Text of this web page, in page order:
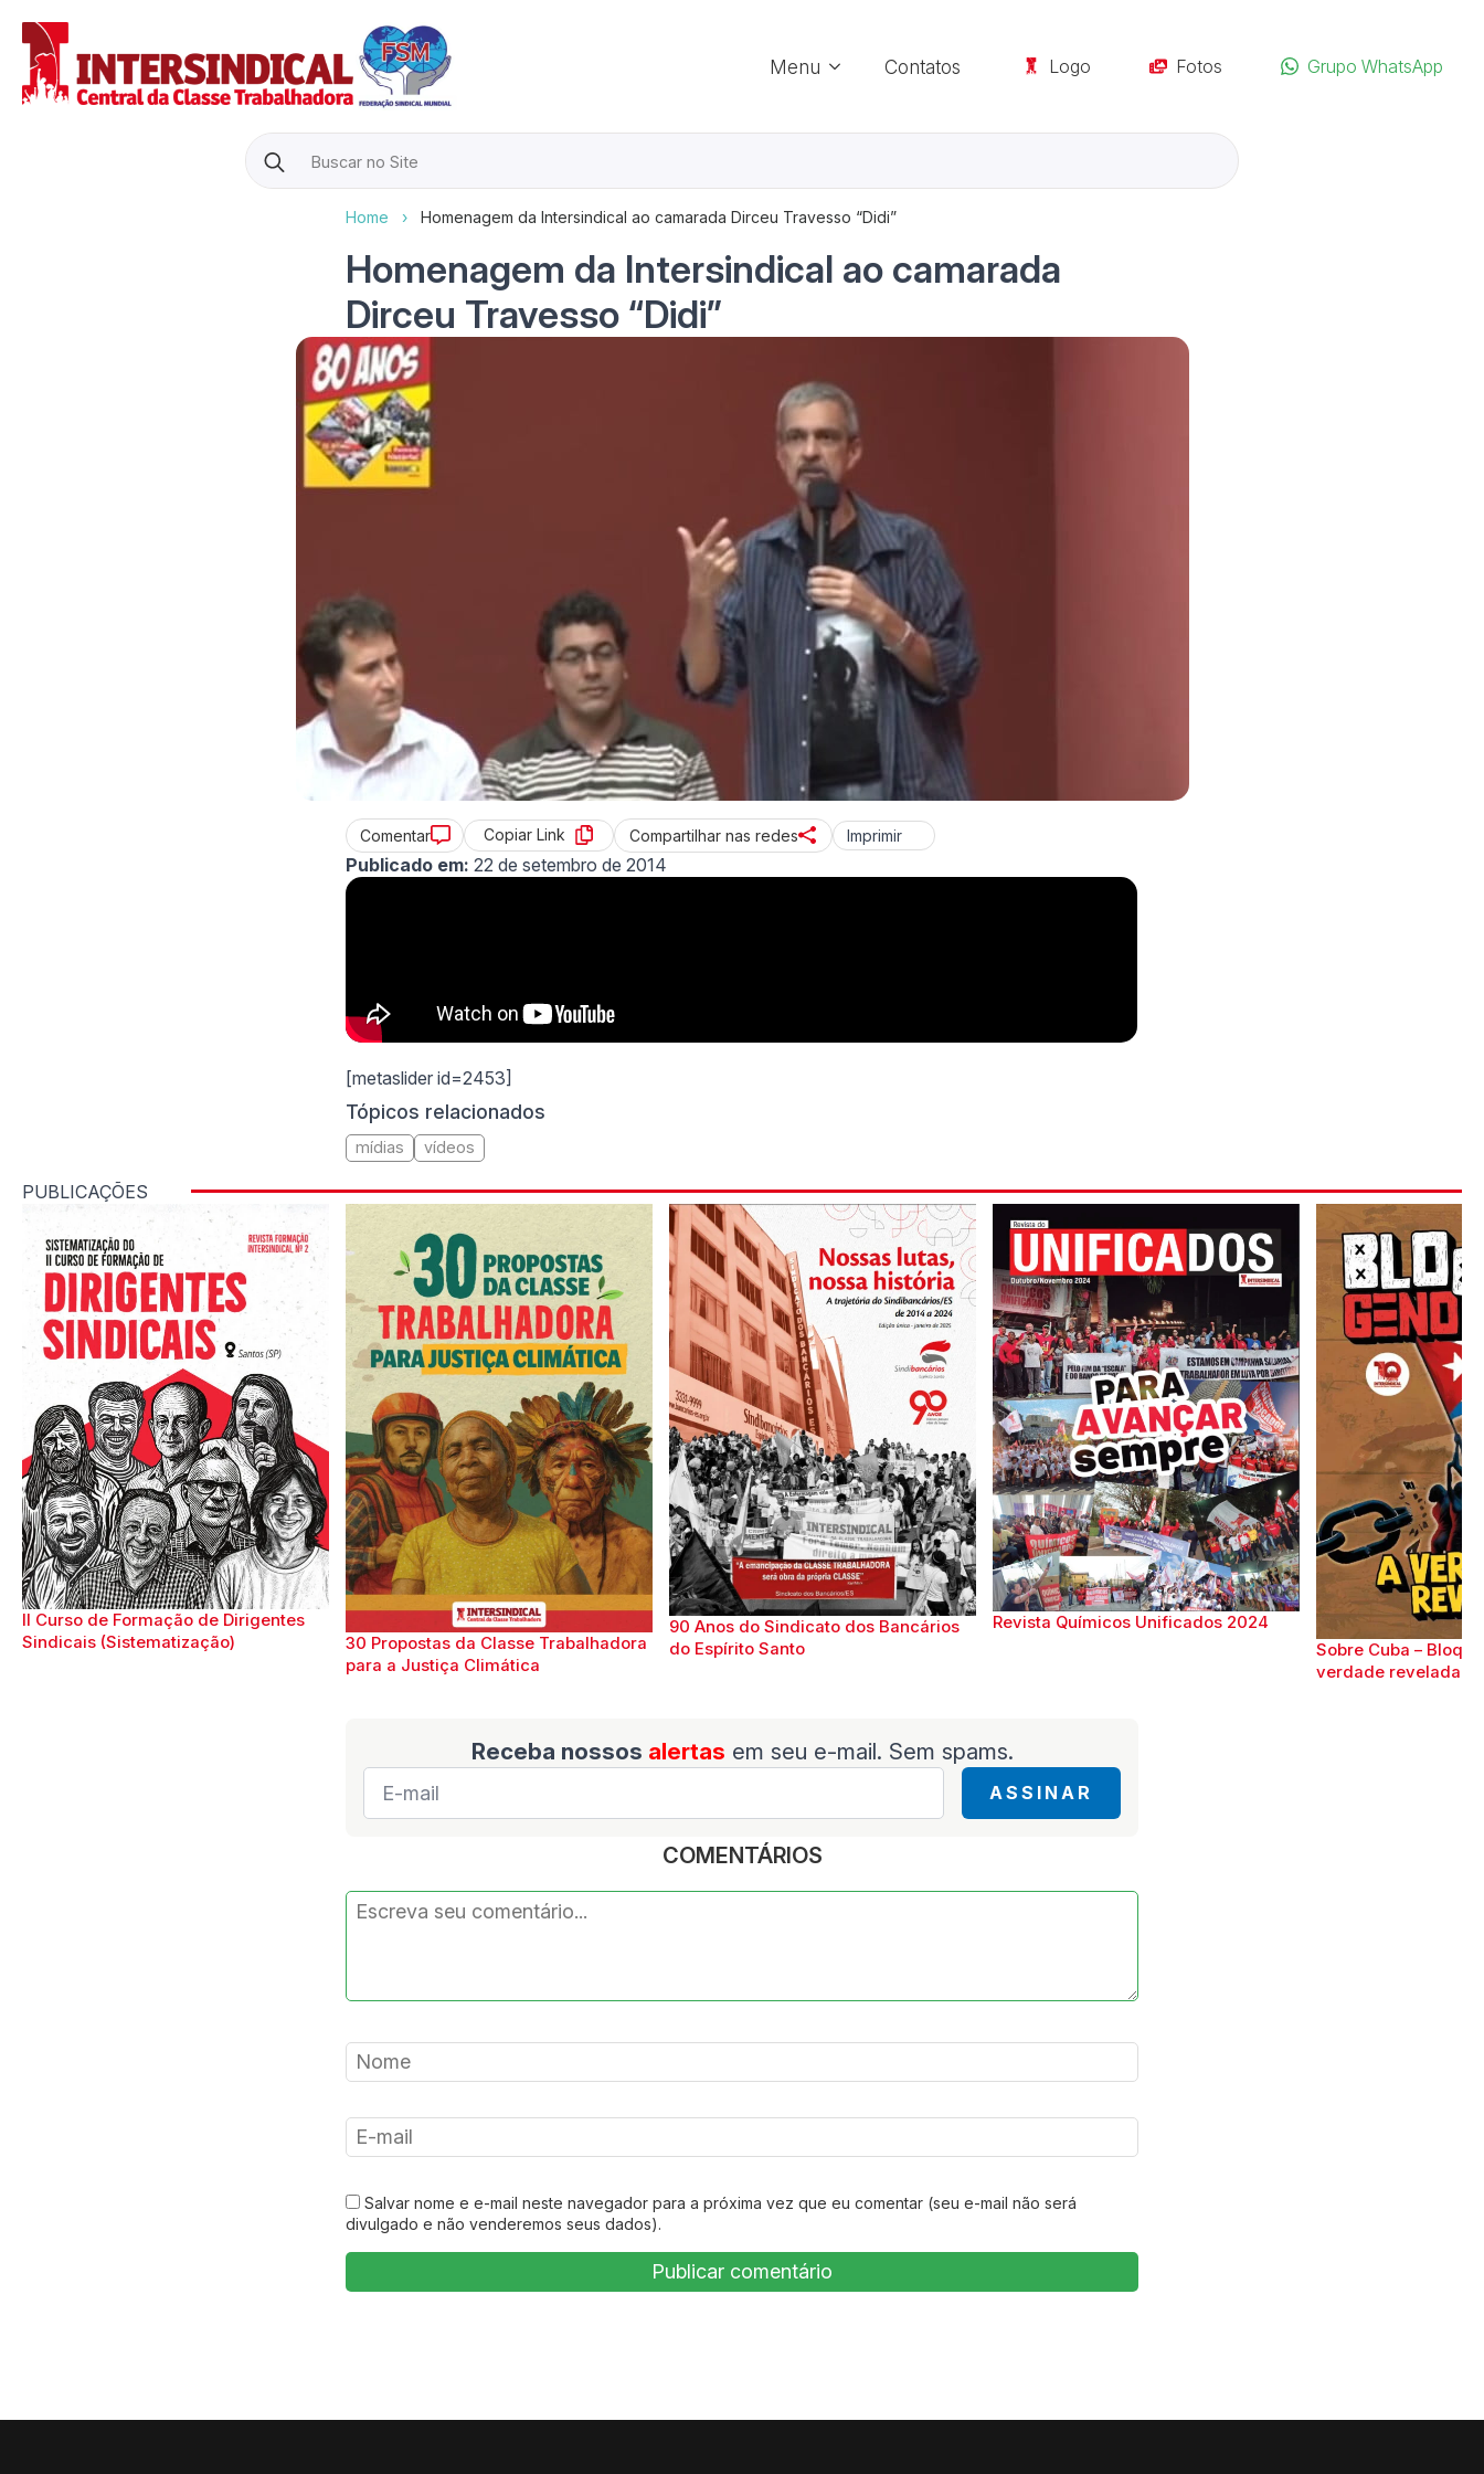
Menu Contatos Logo Fotos Grupo WhatsApp
Search
for:
Home › Homenagem da Intersindical ao camarada Dirceu Travesso “Didi”
Homenagem da Intersindical ao camarada
Dirceu Travesso “Didi”
Comentar Copiar Link Compartilhar nas redes Imprimir
Publicado em: 22 de setembro de 2014
[metaslider id=2453]
Tópicos relacionados
mídias vídeos
PUBLICAÇÕES
II Curso de Formação de Dirigentes
Sindicais (Sistematização)
30 Propostas da Classe Trabalhadora
para a Justiça Climática
90 Anos do Sindicato dos Bancários
do Espírito Santo
Revista Químicos Unificados 2024
Sobre Cuba –
verdade revelada
Receba nossos alertas em seu e-mail. Sem spams.
E-
mail
ASSINAR
COMENTÁRIOS
Salvar nome e e-mail neste navegador para a próxima vez que eu comentar (seu e-mail não será
divulgado e não venderemos seus dados).